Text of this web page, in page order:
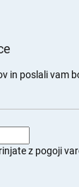
in poslali vam
z pogoji